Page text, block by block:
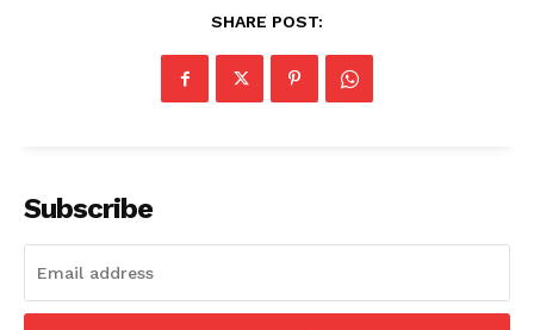
SHARE POST:
Subscribe